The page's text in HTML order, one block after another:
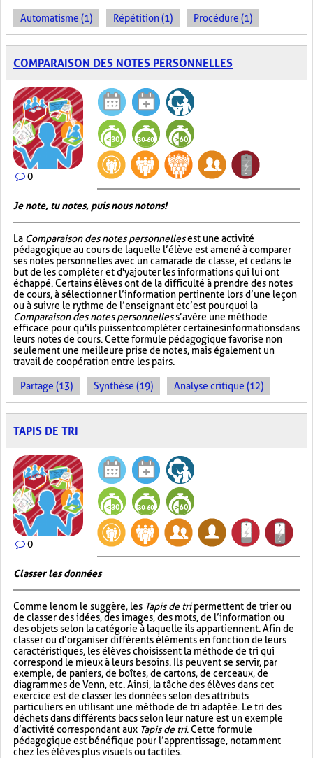
Automatisme (1) Répétition (1) Procédure (1)
COMPARAISON DES NOTES PERSONNELLES
0
Je note, tu notes, puis nous notons!
La Comparaison des notes personnellesest une activité
pédagogique au cours de laquelle l’élève est amené à comparer
ses notes personnelles avec un camarade de classe, et ce dans le
but de les compléter et d'y ajouter les informations qui lui ont
échappé. Certains élèves ont de la difficulté à prendre des notes
de cours, à sélectionner l’information pertinente lors d’une leçon
ou à suivre le rythme de l’enseignant et c’est pourquoi la
Comparaison des notes personnelless’avère une méthode
efficace pour qu'ils puissent compléter certaines informations dans
leurs notes de cours. Cette formule pédagogique favorise non
seulement une meilleure prise de notes, mais également un
travail de coopération entre les pairs.
Partage (13) Synthèse (19) Analyse critique (12)
TAPIS DE TRI
0
Classer les données
Comme le nom le suggère, les Tapis de tripermettent de trier ou
de classer des idées, des images, des mots, de l’information ou
des objets selon la catégorie à laquelle ils appartiennent. Afin de
classer ou d’organiser différents éléments en fonction de leurs
caractéristiques, les élèves choisissent la méthode de tri qui
correspond le mieux à leurs besoins. Ils peuvent se servir, par
exemple, de paniers, de boîtes, de cartons, de cerceaux, de
diagrammes de Venn, etc. Ainsi, la tâche des élèves dans cet
exercice est de classer les données selon des attributs
particuliers en utilisant une méthode de tri adaptée. Le tri des
déchets dans différents bacs selon leur nature est un exemple
d’activité correspondant aux Tapis de tri. Cette formule
pédagogique est bénéfique pour l’apprentissage, notamment
chez les élèves plus visuels ou tactiles.